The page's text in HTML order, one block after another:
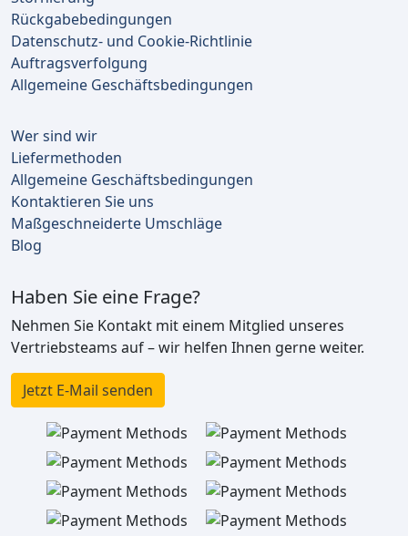
Rückgabebedingungen
Datenschutz- und Cookie-Richtlinie
Auftragsverfolgung
Allgemeine Geschäftsbedingungen
Wer sind wir
Liefermethoden
Allgemeine Geschäftsbedingungen
Kontaktieren Sie uns
Maßgeschneiderte Umschläge
Blog
Haben Sie eine Frage?
Nehmen Sie Kontakt mit einem Mitglied unseres
Vertriebsteams auf – wir helfen Ihnen gerne weiter.
Jetzt E-Mail senden